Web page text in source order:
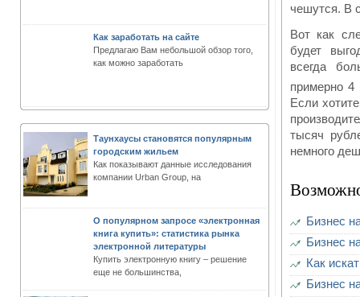
Как заработать на сайте
Предлагаю Вам небольшой обзор того,
как можно заработать
Таунхаусы становятся популярным
городским жильем
Как показывают данные исследования
компании Urban Group, на
О популярном запросе «электронная
книга купить»: статистика рынка
электронной литературы
Купить электронную книгу – решение
еще не большинства,
чешутся. В
Вот как
будет
всегда
примерно 4
Если
тысяч
немного
Бизнес
Бизнес
Как
Бизнес